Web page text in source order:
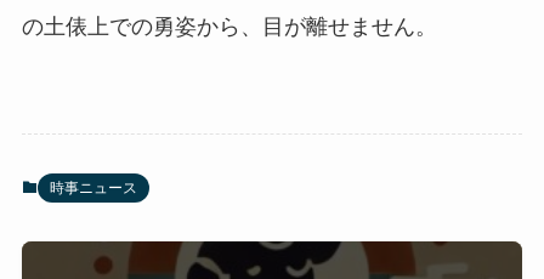
の土俵上での勇姿から、目が離せません。
時事ニュース